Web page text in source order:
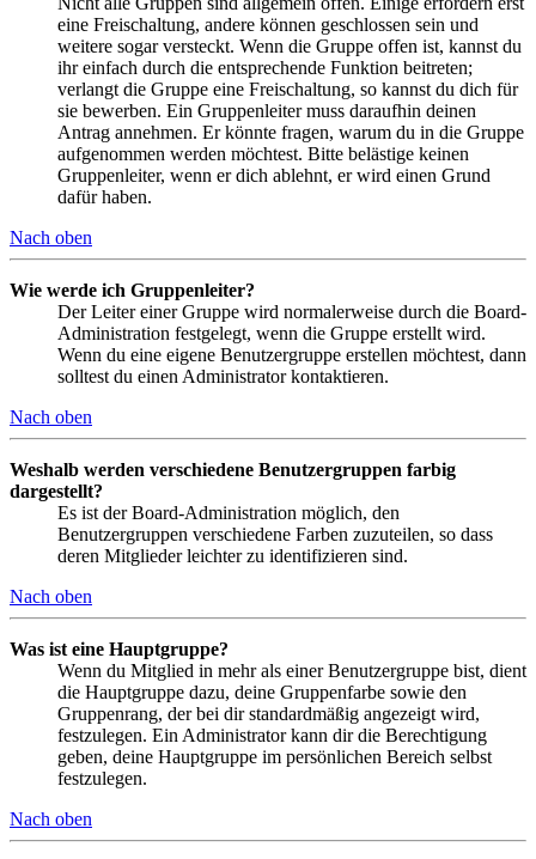
eine Freischaltung, andere können geschlossen sein und
weitere sogar versteckt. Wenn die Gruppe offen ist, kannst du
ihr einfach durch die entsprechende Funktion beitreten;
verlangt die Gruppe eine Freischaltung, so kannst du dich für
sie bewerben. Ein Gruppenleiter muss daraufhin deinen
Antrag annehmen. Er könnte fragen, warum du in die Gruppe
aufgenommen werden möchtest. Bitte belästige keinen
Gruppenleiter, wenn er dich ablehnt, er wird einen Grund
dafür haben.
Nach oben
Wie werde ich Gruppenleiter?
Der Leiter einer Gruppe wird normalerweise durch die Board-
Administration festgelegt, wenn die Gruppe erstellt wird.
Wenn du eine eigene Benutzergruppe erstellen möchtest, dann
solltest du einen Administrator kontaktieren.
Nach oben
Weshalb werden verschiedene Benutzergruppen farbig
dargestellt?
Es ist der Board-Administration möglich, den
Benutzergruppen verschiedene Farben zuzuteilen, so dass
deren Mitglieder leichter zu identifizieren sind.
Nach oben
Was ist eine Hauptgruppe?
Wenn du Mitglied in mehr als einer Benutzergruppe bist, dient
die Hauptgruppe dazu, deine Gruppenfarbe sowie den
Gruppenrang, der bei dir standardmäßig angezeigt wird,
festzulegen. Ein Administrator kann dir die Berechtigung
geben, deine Hauptgruppe im persönlichen Bereich selbst
festzulegen.
Nach oben